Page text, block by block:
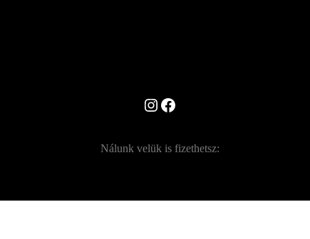
Instagram
Facebook
Nálunk velük is fizethetsz: